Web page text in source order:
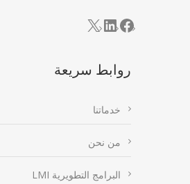
Facebook
LinkedIn
X
روابط سريعة
خدماتنا
من نحن
البرامج التطويرية LMI